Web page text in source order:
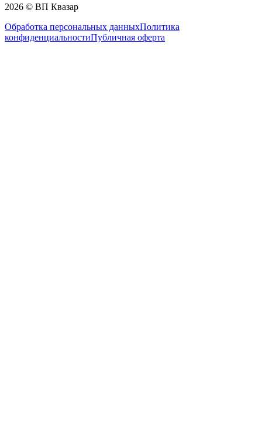
2026 © ВП Квазар
Обработка персональных данныхПолитика
конфиденциальностиПубличная оферта